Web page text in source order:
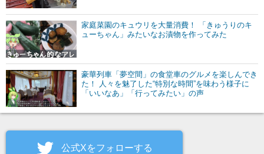
家庭菜園のキュウリを大量消費！ 「きゅうりのキ
ューちゃん」みたいなお漬物を作ってみた
豪華列車「夢空間」の食堂車のグルメを楽しんでき
た！ 人々を魅了した“特別な時間”を味わう様子に
「いいなあ」「行ってみたい」の声
公式Xをフォローする